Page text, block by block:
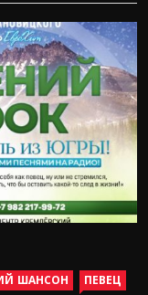
ШАНСОН
ПЕВЕЦ